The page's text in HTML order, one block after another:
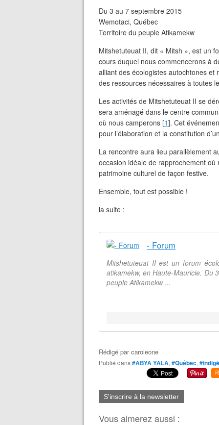
Du 3 au 7 septembre 2015
Wemotaci, Québec
Territoire du peuple Atikamekw
Mitshetuteuat II, dit « Mitsh », est un
cours duquel nous commencerons à
alliant des écologistes autochtones
des ressources nécessaires à toutes
Les activités de Mitshetuteuat II se
sera aménagé dans le centre
où nous camperons [1]. Cet
pour l’élaboration et la constitution
La rencontre aura lieu parallèlement
occasion idéale de rapprochement
patrimoine culturel de façon festive.
Ensemble, tout est possible !
la suite :
- Forum
Mitshetuteuat II est un forum
atikamekw, en Haute-Mauricie. Du
peuple Atikamekw ...
Rédigé parcaroleone
Publié dans#ABYA YALA, #Québec,
S'inscrire à la newsletter
Vous aimerez aussi :